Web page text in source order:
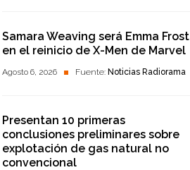
Samara Weaving será Emma Frost
en el reinicio de X-Men de Marvel
Agosto 6, 2026 Fuente: Noticias Radiorama
Presentan 10 primeras
conclusiones preliminares sobre
explotación de gas natural no
convencional